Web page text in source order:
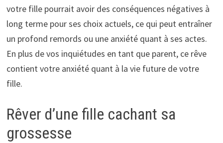
votre fille pourrait avoir des conséquences négatives à
long terme pour ses choix actuels, ce qui peut entraîner
un profond remords ou une anxiété quant à ses actes.
En plus de vos inquiétudes en tant que parent, ce rêve
contient votre anxiété quant à la vie future de votre
fille.
Rêver d’une fille cachant sa
grossesse